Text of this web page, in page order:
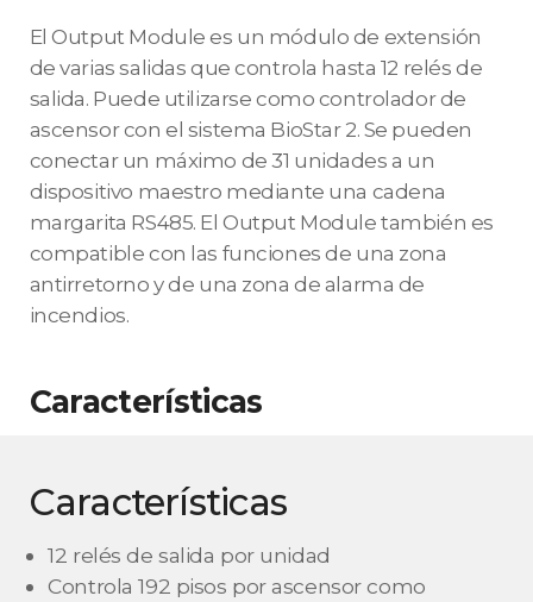
El Output Module es un módulo de extensión
de varias salidas que controla hasta 12 relés de
salida. Puede utilizarse como controlador de
ascensor con el sistema BioStar 2. Se pueden
conectar un máximo de 31 unidades a un
dispositivo maestro mediante una cadena
margarita RS485. El Output Module también es
compatible con las funciones de una zona
antirretorno y de una zona de alarma de
incendios.
Características
Características
12 relés de salida por unidad
Controla 192 pisos por ascensor como